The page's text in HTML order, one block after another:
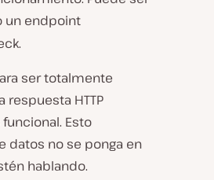
un endpoint
ser totalmente
HTTP
Esto
datos no se ponga en
hablando.